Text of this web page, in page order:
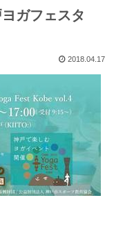
ガフェスタ
2018.04.17